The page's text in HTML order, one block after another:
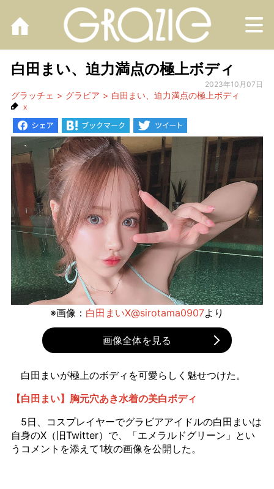
白田まい、迫力満点の極上ボディ
2023年10月07日
グラッチェ グラビア 白田まい、迫力満点の極上ボディ
x
※画像： 白田まいX@sirotama0907より
画像全体を見る
白田まいが極上のボディを可愛らしく魅せつけた。
【白田まい】胸元穴あき水着の美白ボディ
5日、コスプレイヤーでグラビアアイドルの白田まいは
自身のX（旧Twitter）で、「エメラルドグリーン」とい
うコメントを添えて1枚の画像を公開した。